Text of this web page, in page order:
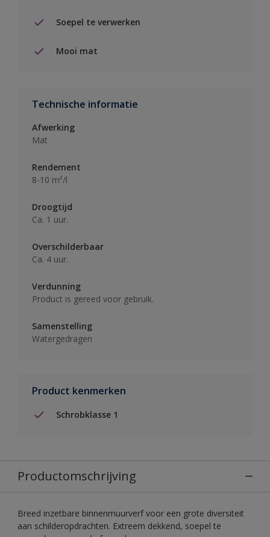
Soepel te verwerken
Mooi mat
Technische informatie
Afwerking
Mat
Rendement
8-10 m²/l
Droogtijd
Ca. 1 uur.
Overschilderbaar
Ca. 4 uur.
Verdunning
Product is gereed voor gebruik.
Samenstelling
Watergedragen
Product kenmerken
Schrobklasse 1
Productomschrijving
Breed inzetbare binnenmuurverf voor een grote diversiteit
aan schilderopdrachten. Extreem dekkend, soepel te